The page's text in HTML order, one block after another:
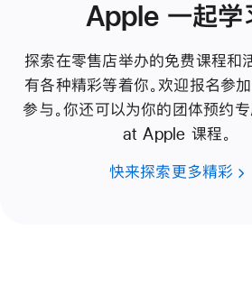
Apple 一起学
探索在零售店举办的免费课程和
有各种精彩等着你。欢迎报名参
参与。你还可以为你的团体预约
at Apple 课程。
快来探索更多精彩